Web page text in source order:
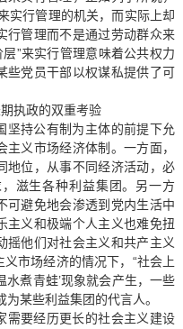
实行管理的机关，而实际上却
行管理而不是通过劳动群众来
”来实行管理意味着公共权力
些党员干部以权谋私提供了可
执政的双重考验
坚持公有制为主体的前提下允
义市场经济体制。一方面，
地位，从事不同经济活动，必
滋生各种利益集团。另一方
可避免地会渗透到党内生活中
主义和极端个人主义也难免扭
摇他们对社会主义和共产主义
市场经济的情况下，“社会上
水煮青蛙’现象就会产生，一些
某些利益集团的代言人。
需要经历更长的社会主义建设